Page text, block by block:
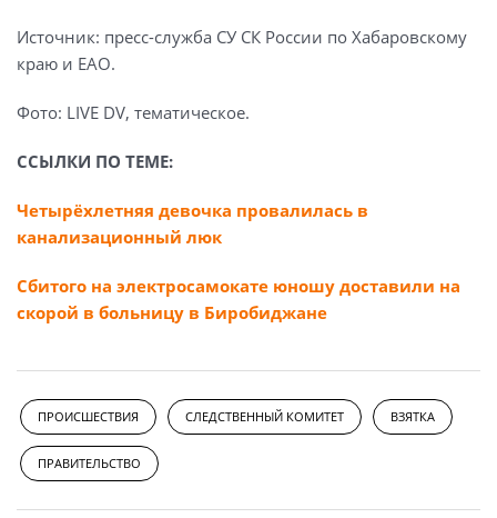
Источник: пресс-служба СУ СК России по Хабаровскому
краю и ЕАО.
Фото: LIVE DV, тематическое.
ССЫЛКИ ПО ТЕМЕ:
Четырёхлетняя девочка провалилась в
канализационный люк
Сбитого на электросамокате юношу доставили на
скорой в больницу в Биробиджане
ПРОИСШЕСТВИЯ СЛЕДСТВЕННЫЙ КОМИТЕТ ВЗЯТКА
ПРАВИТЕЛЬСТВО